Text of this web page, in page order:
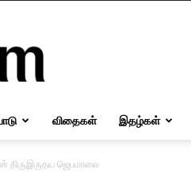
விதைகள் இதழ்கள்
திருஇருதய ஜெபமாலை